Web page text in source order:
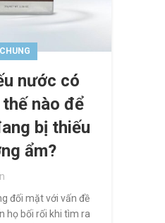
nước có
nào để
bị thiếu
ẩm?
đối mặt với vấn đề
họ bối rối khi tìm ra